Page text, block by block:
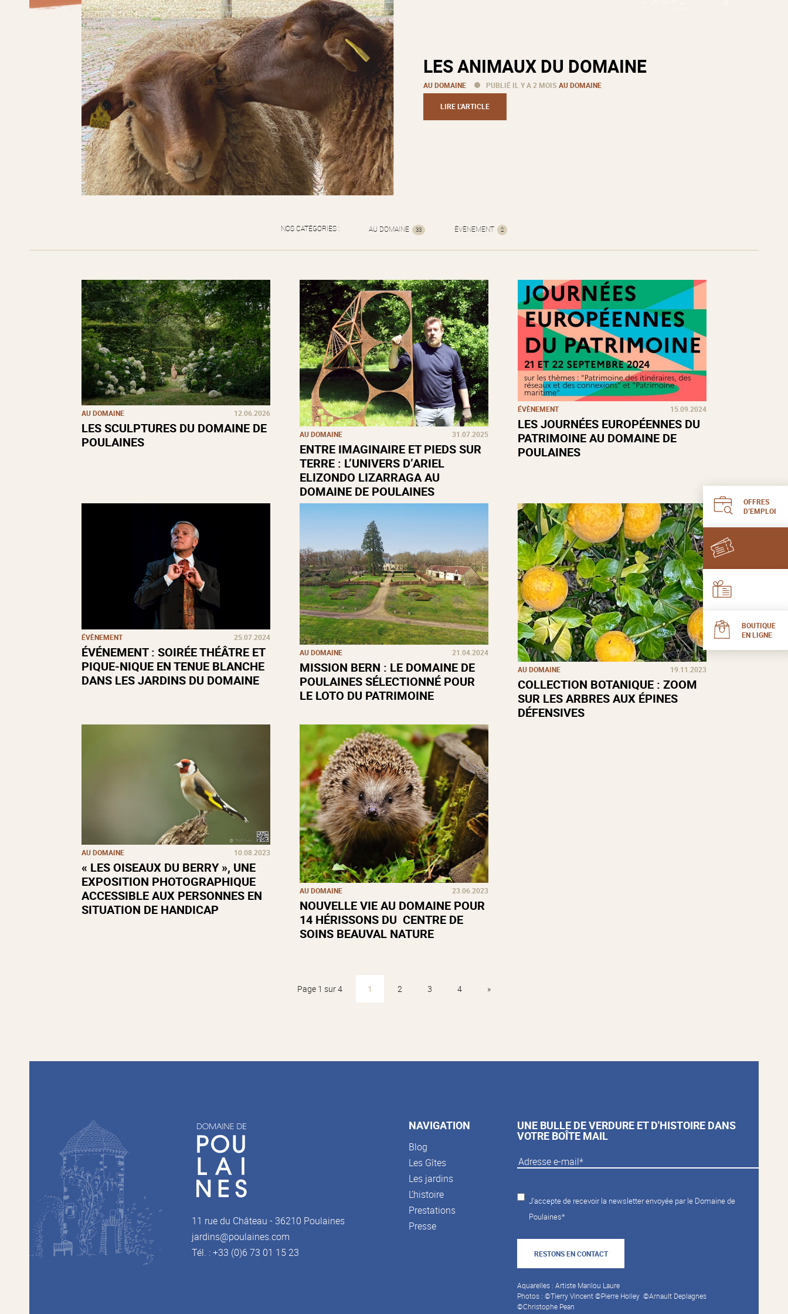
OFFRES
D’EMPLOI
BOUTIQUE
EN LIGNE
LES ANIMAUX DU DOMAINE
AU DOMAINE PUBLIÉ IL Y A 2 MOIS AU DOMAINE
LIRE L'ARTICLE
NOS CATÉGORIES : AU DOMAINE 33 ÉVÈNEMENT 2
AU DOMAINE 12.06.2026
LES SCULPTURES DU DOMAINE DE
POULAINES
AU DOMAINE 31.07.2025
ENTRE IMAGINAIRE ET PIEDS SUR
TERRE : L’UNIVERS D’ARIEL
ELIZONDO LIZARRAGA AU
DOMAINE DE POULAINES
ÉVÈNEMENT 15.09.2024
LES JOURNÉES EUROPÉENNES DU
PATRIMOINE AU DOMAINE DE
POULAINES
ÉVÈNEMENT 25.07.2024
ÉVÉNEMENT : SOIRÉE THÉÂTRE ET
PIQUE-NIQUE EN TENUE BLANCHE
DANS LES JARDINS DU DOMAINE
AU DOMAINE 21.04.2024
MISSION BERN : LE DOMAINE DE
POULAINES SÉLECTIONNÉ POUR
LE LOTO DU PATRIMOINE
AU DOMAINE 19.11.2023
COLLECTION BOTANIQUE : ZOOM
SUR LES ARBRES AUX ÉPINES
DÉFENSIVES
AU DOMAINE 10.08.2023
« LES OISEAUX DU BERRY », UNE
EXPOSITION PHOTOGRAPHIQUE
ACCESSIBLE AUX PERSONNES EN
SITUATION DE HANDICAP
AU DOMAINE 23.06.2023
NOUVELLE VIE AU DOMAINE POUR
14 HÉRISSONS DU CENTRE DE
SOINS BEAUVAL NATURE
Page 1 sur 4 1 2 3 4 »
11 rue du Château - 36210 Poulaines
jardins@poulaines.com
Tél. : +33 (0)6 73 01 15 23
NAVIGATION
Blog
Les Gîtes
Les jardins
L’histoire
Prestations
Presse
UNE BULLE DE VERDURE ET D'HISTOIRE DANS
VOTRE BOÎTE MAIL
J'accepte de recevoir la newsletter envoyée par le Domaine de
Poulaines*
RESTONS EN CONTACT
Aquarelles : Artiste Marilou Laure
Photos : ©Tierry Vincent ©Pierre Holley ©Arnault Deplagnes
©Christophe Pean